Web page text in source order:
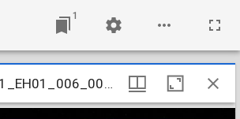
1
UKLSE_DL1_EH01_006_008_0042